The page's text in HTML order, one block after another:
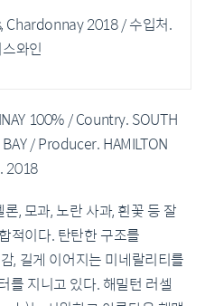
Chardonnay 2018 / 수입처.
와인
100% / Country. SOUTH
/ Producer. HAMILTON
2018
, 모과, 노란 사과, 흰꽃 등 잘
적이다. 탄탄한 구조를
, 길게 이어지는 미네랄리티를
를 지니고 있다. 해밀턴 러셀